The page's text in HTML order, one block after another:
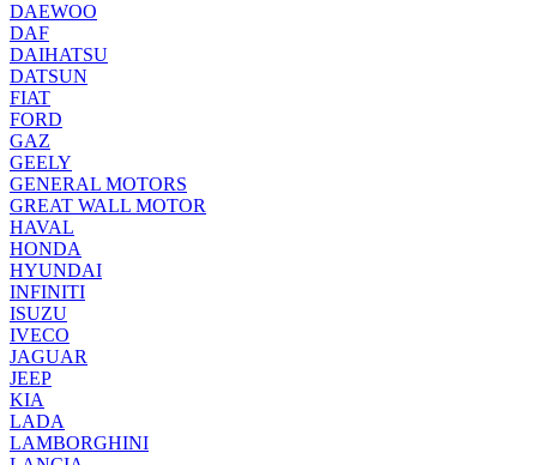
DAEWOO
DAF
DAIHATSU
DATSUN
FIAT
FORD
GAZ
GEELY
GENERAL MOTORS
GREAT WALL MOTOR
HAVAL
HONDA
HYUNDAI
INFINITI
ISUZU
IVECO
JAGUAR
JEEP
KIA
LADA
LAMBORGHINI